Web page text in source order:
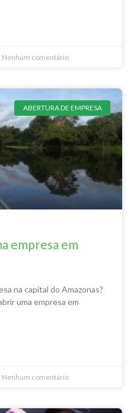
Nenhum comentário
ABERTURA DE EMPRESA
empresa em
na capital do Amazonas?
uma empresa em
Nenhum comentário